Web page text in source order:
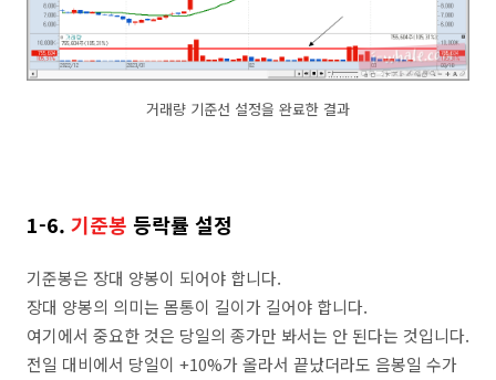
거래량 기준선 설정을 완료한 결과
1-6. 기준봉 등락률 설정
기준봉은 장대 양봉이 되어야 합니다.
장대 양봉의 의미는 몸통이 길이가 길어야 합니다.
여기에서 중요한 것은 당일의 종가만 봐서는 안 된다는 것입니다.
전일 대비에서 당일이 +10%가 올라서 끝났더라도 음봉일 수가